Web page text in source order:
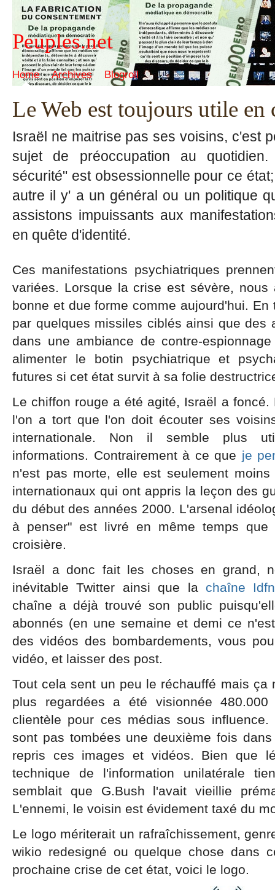
Peuples.net
Home Archives Blogroll
Le Web est toujours utile en
Israël ne maitrise pas ses voisins, c'est
sujet de préoccupation au
sécurité" est obsessionnelle pour ce
autre il y' a un général ou un politique
assistons impuissants aux
en quête d'identité.
Ces manifestations psychiatriques
variées. Lorsque la crise est sévère,
bonne et due forme comme aujourd'hui.
par quelques missiles ciblés ainsi que des
dans une ambiance de contre-
alimenter le botin psychiatrique et
futures si cet état survit à sa folie
Le chiffon rouge a été agité, Israël a
l'on a tort que l'on doit écouter ses
internationale. Non il semble plus
informations. Contrairement à ce que je
n'est pas morte, elle est seulement
internationaux qui ont appris la leçon des
du début des années 2000. L'arsenal
à penser" est livré en même temps que
croisière.
Israël a donc fait les choses en grand,
inévitable Twitter ainsi que la chaîne
chaîne a déjà trouvé son public
abonnés (en une semaine et demi ce
des vidéos des bombardements, vous
vidéo, et laisser des post.
Tout cela sent un peu le réchauffé mais ça
plus regardées a été visionnée
clientèle pour ces médias sous
sont pas tombées une deuxième fois
repris ces images et vidéos. Bien que
technique de l'information unilatérale
semblait que G.Bush l'avait vieillie
L'ennemi, le voisin est évidement taxé du
Le logo mériterait un rafraîchissement,
wikio redesigné ou quelque chose dans
prochaine crise de cet état, voici le logo.